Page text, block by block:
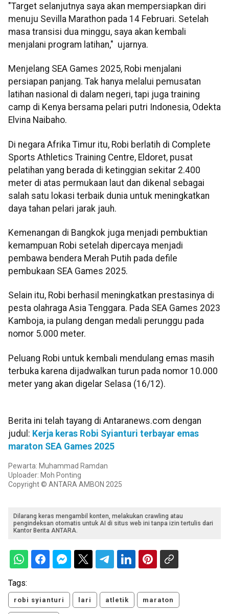
"Target selanjutnya saya akan mempersiapkan diri
menuju Sevilla Marathon pada 14 Februari. Setelah
masa transisi dua minggu, saya akan kembali
menjalani program latihan," ujarnya.
Menjelang SEA Games 2025, Robi menjalani
persiapan panjang. Tak hanya melalui pemusatan
latihan nasional di dalam negeri, tapi juga training
camp di Kenya bersama pelari putri Indonesia, Odekta
Elvina Naibaho.
Di negara Afrika Timur itu, Robi berlatih di Complete
Sports Athletics Training Centre, Eldoret, pusat
pelatihan yang berada di ketinggian sekitar 2.400
meter di atas permukaan laut dan dikenal sebagai
salah satu lokasi terbaik dunia untuk meningkatkan
daya tahan pelari jarak jauh.
Kemenangan di Bangkok juga menjadi pembuktian
kemampuan Robi setelah dipercaya menjadi
pembawa bendera Merah Putih pada defile
pembukaan SEA Games 2025.
Selain itu, Robi berhasil meningkatkan prestasinya di
pesta olahraga Asia Tenggara. Pada SEA Games 2023
Kamboja, ia pulang dengan medali perunggu pada
nomor 5.000 meter.
Peluang Robi untuk kembali mendulang emas masih
terbuka karena dijadwalkan turun pada nomor 10.000
meter yang akan digelar Selasa (16/12).
Berita ini telah tayang di Antaranews.com dengan
judul: Kerja keras Robi Syianturi terbayar emas
maraton SEA Games 2025
Pewarta: Muhammad Ramdan
Uploader: Moh Ponting
Copyright © ANTARA AMBON 2025
Dilarang keras mengambil konten, melakukan crawling atau
pengindeksan otomatis untuk AI di situs web ini tanpa izin tertulis dari
Kantor Berita ANTARA.
Tags:
robi syianturi lari atletik maraton